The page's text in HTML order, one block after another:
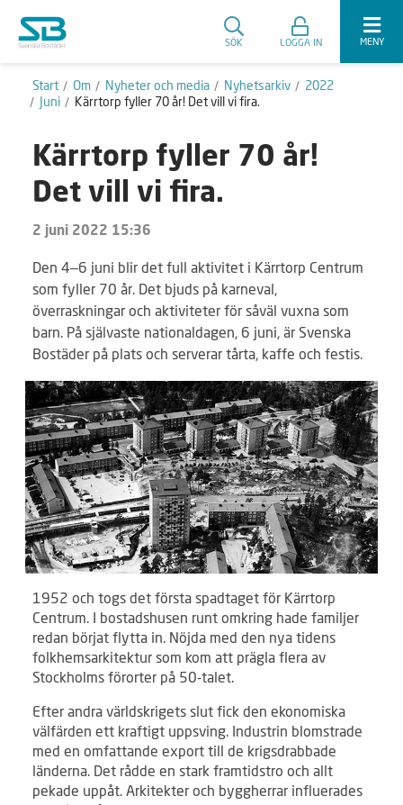
SÖK LOGGA IN MENY
Start Om Nyheter och media Nyhetsarkiv
2022
Juni
Kärrtorp fyller 70 år! Det vill vi fira.
Kärrtorp fyller 70 år!
Det vill vi fira.
2 juni 2022 15:36
Den 4–6 juni blir det full aktivitet i Kärrtorp Centrum
som fyller 70 år. Det bjuds på karneval,
överraskningar och aktiviteter för såväl vuxna som
barn. På självaste nationaldagen, 6 juni, är Svenska
Bostäder på plats och serverar tårta, kaffe och festis.
1952 och togs det första spadtaget för Kärrtorp
Centrum. I bostadshusen runt omkring hade familjer
redan börjat flytta in. Nöjda med den nya tidens
folkhemsarkitektur som kom att prägla flera av
Stockholms förorter på 50-talet.
Efter andra världskrigets slut fick den ekonomiska
välfärden ett kraftigt uppsving. Industrin blomstrade
med en omfattande export till de krigsdrabbade
länderna. Det rådde en stark framtidstro och allt
pekade uppåt. Arkitekter och byggherrar influerades